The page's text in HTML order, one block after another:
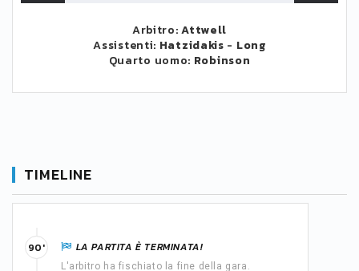
Arbitro:Attwell
Assistenti: Hatzidakis - Long
Quarto uomo: Robinson
TIMELINE
LA PARTITA È TERMINATA!
L'arbitro ha fischiato la fine della gara.
90'